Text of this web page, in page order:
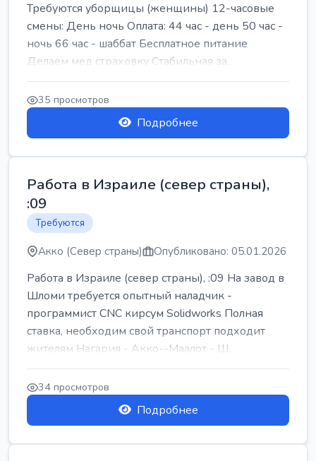
Требуются уборщицы (женщины) 12-часовые
смены: День ночь Оплата: 44 час - день 50 час -
ночь 66 час - шаббат Бесплатное питание
Делаем мед страховку Стабильная за...
35 просмотров
Подробнее
Работа в Израиле (север страны),
:09
Требуются
Акко (Север страны) Опубликовано: 05.01.2026
Работа в Израиле (север страны), :09 На завод в
Шломи требуется опытный наладчик -
программист CNC кирсум Solidworks Полная
ставка, необходим свой транспорт подходит
жителям Нагария - Акко--Маалот - Ш...
34 просмотров
Подробнее